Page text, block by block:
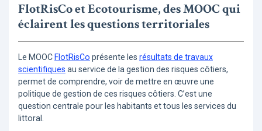
FlotRisCo et Ecotourisme, des MOOC qui
éclairent les questions territoriales
Le MOOC FlotRisCo présente les résultats de travaux
scientifiques au service de la gestion des risques côtiers,
permet de comprendre, voir de mettre en œuvre une
politique de gestion de ces risques côtiers. C’est une
question centrale pour les habitants et tous les services du
littoral.